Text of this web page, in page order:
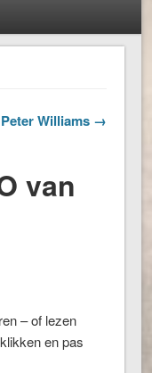
Peter Williams →
van
– of lezen
en pas